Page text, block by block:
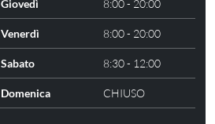
Giovedì 8:00 - 20:00
Venerdì 8:00 - 20:00
Sabato 8:30 - 12:00
Domenica CHIUSO